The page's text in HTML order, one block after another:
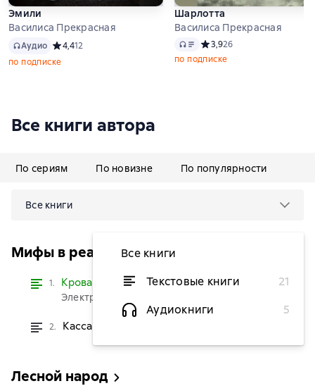
Эмили
Василиса Прекрасная
Аудио
Аудио Средний рейтинг 4,4 на основе 12 оценок
4,412
по подписке
Шарлотта
Василиса Прекрасная
Аудио Средний рейтинг 3,9 на
3,926
по подписке
Все книги автора
По сериям По новизне По популярности
Все книги
Все книги
Текстовые книги
21
Аудиокниги
5
Мифы в реальности
1. Кровавая Мэри
Электронная версия бесплатно
Читать
2. Кассандра – вестница несчастья
Лесной народ